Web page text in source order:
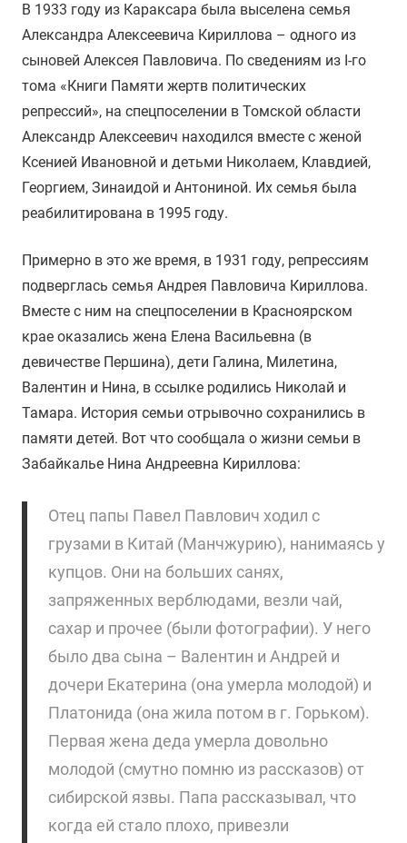
В 1933 году из Караксара была выселена семья
Александра Алексеевича Кириллова – одного из
сыновей Алексея Павловича. По сведениям из I-го
тома «Книги Памяти жертв политических
репрессий», на спецпоселении в Томской области
Александр Алексеевич находился вместе с женой
Ксенией Ивановной и детьми Николаем, Клавдией,
Георгием, Зинаидой и Антониной. Их семья была
реабилитирована в 1995 году.
Примерно в это же время, в 1931 году, репрессиям
подверглась семья Андрея Павловича Кириллова.
Вместе с ним на спецпоселении в Красноярском
крае оказались жена Елена Васильевна (в
девичестве Першина), дети Галина, Милетина,
Валентин и Нина, в ссылке родились Николай и
Тамара. История семьи отрывочно сохранились в
памяти детей. Вот что сообщала о жизни семьи в
Забайкалье Нина Андреевна Кириллова:
Отец папы Павел Павлович ходил с
грузами в Китай (Манчжурию), нанимаясь у
купцов. Они на больших санях,
запряженных верблюдами, везли чай,
сахар и прочее (были фотографии). У него
было два сына – Валентин и Андрей и
дочери Екатерина (она умерла молодой) и
Платонида (она жила потом в г. Горьком).
Первая жена деда умерла довольно
молодой (смутно помню из рассказов) от
сибирской язвы. Папа рассказывал, что
когда ей стало плохо, привезли